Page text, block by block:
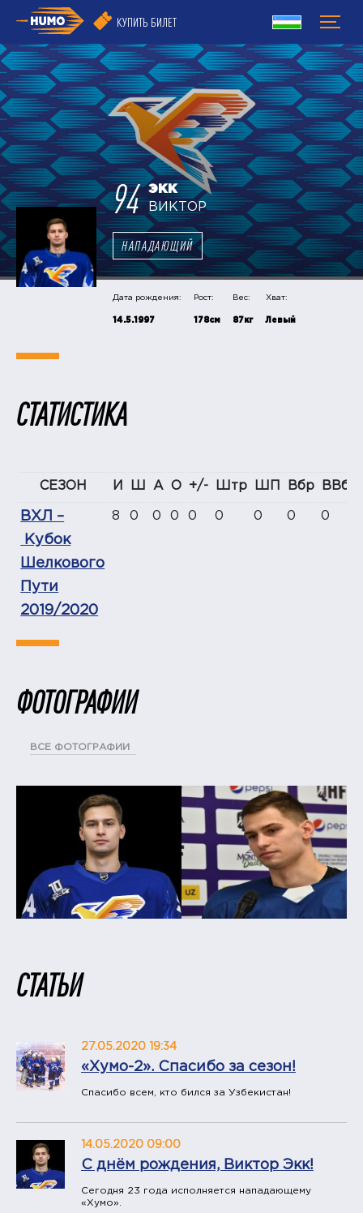
КУПИТЬ БИЛЕТ
94
ЭКК
ВИКТОР
НАПАДАЮЩИЙ
Дата рождения:
14.5.1997
Рост:
178см
Вес:
87кг
Хват:
Левый
СТАТИСТИКА
СЕЗОН И Ш А О +/- Штр ШП Вбр ВВбр
ВХЛ –
Кубок
Шелкового
Пути
2019/2020
8 0 0 0 0 0 0 0 0
ФОТОГРАФИИ
ВСЕ ФОТОГРАФИИ
СТАТЬИ
27.05.2020 19:34
«Хумо-2». Спасибо за сезон!
Спасибо всем, кто бился за Узбекистан!
14.05.2020 09:00
С днём рождения, Виктор Экк!
Сегодня 23 года исполняется нападающему
«Хумо».